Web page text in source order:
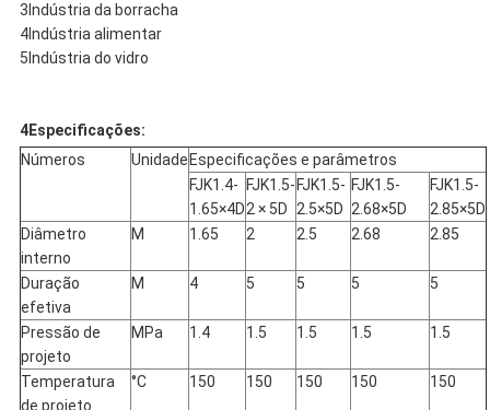
3Indústria da borracha
4Indústria alimentar
5Indústria do vidro
4Especificações:
Números
Unidade Especificações e parâmetros
FJK1.4-
1.65×4D
FJK1.5-
2 × 5D
FJK1.5-
2.5×5D
FJK1.5-
2.68×5D
FJK1.5-
2.85×5D
Diâmetro
interno
M 1.65 2 2.5 2.68 2.85
Duração
efetiva
M 4 5 5 5 5
Pressão de
projeto
MPa 1.4 1.5 1.5 1.5 1.5
Temperatura
de projeto
°C 150 150 150 150 150